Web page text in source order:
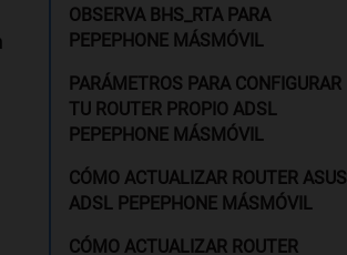
OBSERVA BHS_RTA PARA
PEPEPHONE MÁSMÓVIL
PARÁMETROS PARA CONFIGURAR
TU ROUTER PROPIO ADSL
PEPEPHONE MÁSMÓVIL
CÓMO ACTUALIZAR ROUTER ASUS
ADSL PEPEPHONE MÁSMÓVIL
CÓMO ACTUALIZAR ROUTER